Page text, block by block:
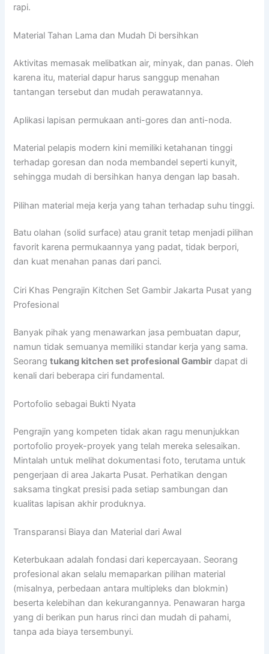
rapi.
Material Tahan Lama dan Mudah Di bersihkan
Aktivitas memasak melibatkan air, minyak, dan panas. Oleh
karena itu, material dapur harus sanggup menahan
tantangan tersebut dan mudah perawatannya.
Aplikasi lapisan permukaan anti-gores dan anti-noda.
Material pelapis modern kini memiliki ketahanan tinggi
terhadap goresan dan noda membandel seperti kunyit,
sehingga mudah di bersihkan hanya dengan lap basah.
Pilihan material meja kerja yang tahan terhadap suhu tinggi.
Batu olahan (solid surface) atau granit tetap menjadi pilihan
favorit karena permukaannya yang padat, tidak berpori,
dan kuat menahan panas dari panci.
Ciri Khas Pengrajin Kitchen Set Gambir Jakarta Pusat yang
Profesional
Banyak pihak yang menawarkan jasa pembuatan dapur,
namun tidak semuanya memiliki standar kerja yang sama.
Seorangtukang kitchen set profesional Gambir dapat di
kenali dari beberapa ciri fundamental.
Portofolio sebagai Bukti Nyata
Pengrajin yang kompeten tidak akan ragu menunjukkan
portofolio proyek-proyek yang telah mereka selesaikan.
Mintalah untuk melihat dokumentasi foto, terutama untuk
pengerjaan di area Jakarta Pusat. Perhatikan dengan
saksama tingkat presisi pada setiap sambungan dan
kualitas lapisan akhir produknya.
Transparansi Biaya dan Material dari Awal
Keterbukaan adalah fondasi dari kepercayaan. Seorang
profesional akan selalu memaparkan pilihan material
(misalnya, perbedaan antara multipleks dan blokmin)
beserta kelebihan dan kekurangannya. Penawaran harga
yang di berikan pun harus rinci dan mudah di pahami,
tanpa ada biaya tersembunyi.